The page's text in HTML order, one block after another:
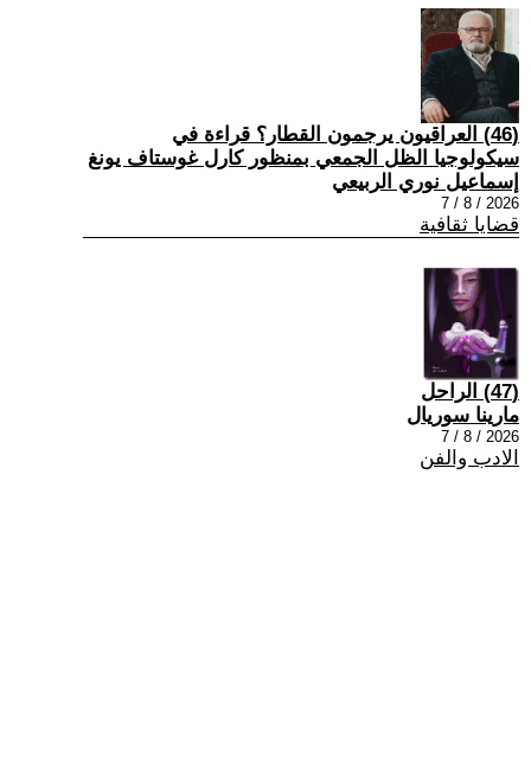
(46) العراقيون يرجمون القطار؟ قراءة في
سيكولوجيا الظل الجمعي بمنظور كارل غوستاف يونغ
إسماعيل نوري الربيعي
2026 / 8 / 7
قضايا ثقافية
(47) الراحل
مارينا سوريال
2026 / 8 / 7
الادب والفن